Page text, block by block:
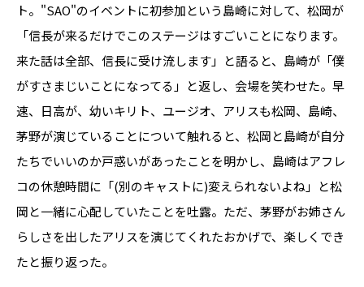
ト。"SAO"のイベントに初参加という島崎に対して、松岡が
「信長が来るだけでこのステージはすごいことになります。
来た話は全部、信長に受け流します」と語ると、島崎が「僕
がすさまじいことになってる」と返し、会場を笑わせた。早
速、日高が、幼いキリト、ユージオ、アリスも松岡、島崎、
茅野が演じていることについて触れると、松岡と島崎が自分
たちでいいのか戸惑いがあったことを明かし、島崎はアフレ
コの休憩時間に「(別のキャストに)変えられないよね」と松
岡と一緒に心配していたことを吐露。ただ、茅野がお姉さん
らしさを出したアリスを演じてくれたおかげで、楽しくでき
たと振り返った。